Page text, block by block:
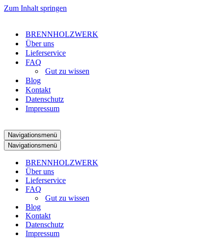
Zum Inhalt springen
BRENNHOLZWERK
Über uns
Lieferservice​
FAQ
Gut zu wissen
Blog
Kontakt
Datenschutz
Impressum
Navigationsmenü
Navigationsmenü
BRENNHOLZWERK
Über uns
Lieferservice​
FAQ
Gut zu wissen
Blog
Kontakt
Datenschutz
Impressum